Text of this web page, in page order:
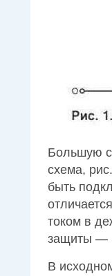
Большую
схема,
быть
током в
защиты —
В